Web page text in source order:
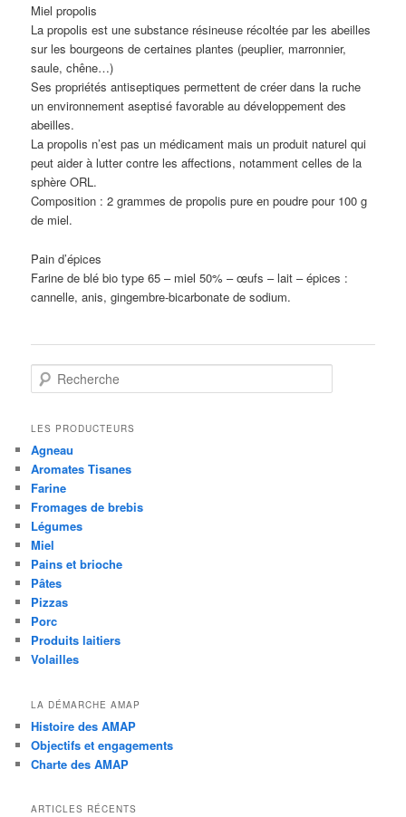
Miel propolis
La propolis est une substance résineuse récoltée par les abeilles
sur les bourgeons de certaines plantes (peuplier, marronnier,
saule, chêne…)
Ses propriétés antiseptiques permettent de créer dans la ruche
un environnement aseptisé favorable au développement des
abeilles.
La propolis n’est pas un médicament mais un produit naturel qui
peut aider à lutter contre les affections, notamment celles de la
sphère ORL.
Composition : 2 grammes de propolis pure en poudre pour 100 g
de miel.
Pain d’épices
Farine de blé bio type 65 – miel 50% – œufs – lait – épices :
cannelle, anis, gingembre-bicarbonate de sodium.
e
h
r
c
h
e
LES PRODUCTEURS
Agneau
Aromates Tisanes
Farine
Fromages de brebis
Légumes
Miel
Pains et brioche
Pâtes
Pizzas
Porc
Produits laitiers
Volailles
LA DÉMARCHE AMAP
Histoire des AMAP
Objectifs et engagements
Charte des AMAP
ARTICLES RÉCENTS